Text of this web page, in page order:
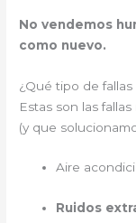
No vendemos
como nuevo.
¿Qué tipo de fallas
Estas son las
(y que
Aire
Ruidos